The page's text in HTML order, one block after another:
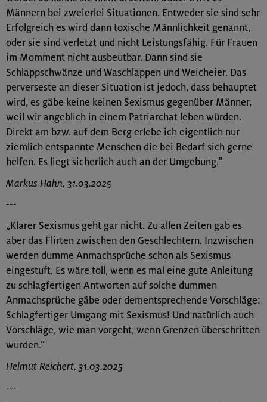
Männern bei zweierlei Situationen. Entweder sie sind sehr
Erfolgreich es wird dann toxische Männlichkeit genannt,
oder sie sind verletzt und nicht Leistungsfähig. Für Frauen
im Momment nicht ausbeutbar. Dann sind sie
Schlappschwänze und Waschlappen und Weicheier. Das
perverseste an dieser Situation ist jedoch, dass behauptet
wird, es gäbe keine keinen Sexismus gegenüber Männer,
weil wir angeblich in einem Patriarchat leben würden.
Direkt am bzw. auf dem Berg erlebe ich eigentlich nur
ziemlich entspannte Menschen die bei Bedarf sich gerne
helfen. Es liegt sicherlich auch an der Umgebung."
Markus Hahn, 31.03.2025
---
„Klarer Sexismus geht gar nicht. Zu allen Zeiten gab es
aber das Flirten zwischen den Geschlechtern. Inzwischen
werden dumme Anmachsprüche schon als Sexismus
eingestuft. Es wäre toll, wenn es mal eine gute Anleitung
zu schlagfertigen Antworten auf solche dummen
Anmachsprüche gäbe oder dementsprechende Vorschläge:
Schlagfertiger Umgang mit Sexismus! Und natürlich auch
Vorschläge, wie man vorgeht, wenn Grenzen überschritten
wurden.“
Helmut Reichert, 31.03.2025
---